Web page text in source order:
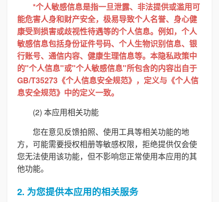
*个人敏感信息是指一旦泄露、非法提供或滥用可
能危害人身和财产安全，极易导致个人名誉、身心健
康受到损害或歧视性待遇等的个人信息。例如，个人
敏感信息包括身份证件号码、个人生物识别信息、银
行账号、通信内容、健康生理信息等。本隐私政策中
的"个人信息"或"个人敏感信息"所包含的内容出自于
GB/T35273《个人信息安全规范》，定义与《个人信
息安全规范》中的定义一致。
(2) 本应用相关功能
您在意见反馈拍照、使用工具等相关功能的地
方，可能需要授权相册等敏感权限，拒绝提供仅会使
您无法使用该功能，但不影响您正常使用本应用的其
他功能。
2. 为您提供本应用的相关服务